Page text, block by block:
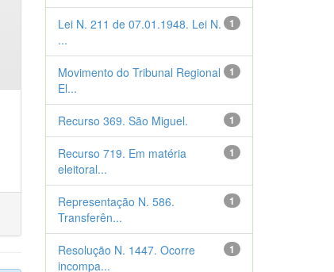
1
Lei N. 211 de 07.01.1948. Lei N.
...
1
Movimento do Tribunal Regional
El...
1
Recurso 369. São Miguel.
1
Recurso 719. Em matéria
eleitoral...
1
Representação N. 586.
Transferên...
1
Resolução N. 1447. Ocorre
incompa...